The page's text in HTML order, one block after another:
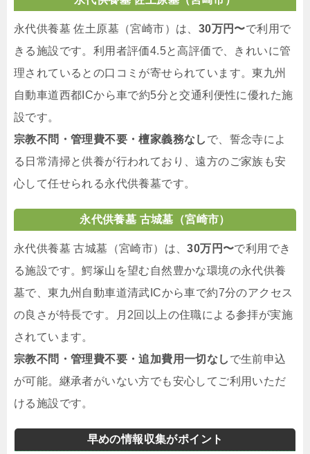
永代供養墓 佐土原墓（宮崎市）は、 30万円〜で利用で
きる施設です。利用者評価4.5と高評価で、きれいに管
理されているとの口コミが寄せられています。東九州
自動車道西都ICから車で約5分と交通利便性に優れた施
設です。
宗教不問・管理費不要・檀家義務なし で、誓念寺によ
る日常清掃と供養が行われており、遠方のご家族も安
心して任せられる永代供養墓です。
永代供養墓 古城墓（宮崎市）
永代供養墓 古城墓（宮崎市）は、30万円〜で利用でき
る施設です。鰐塚山を望む自然豊かな環境の永代供養
墓で、東九州自動車道清武ICから車で約7分のアクセス
の良さが特長です。月2回以上の住職による参拝が実施
されています。
宗教不問・管理費不要・追加費用一切なし で生前申込
が可能。継承者がいない方でも安心してご利用いただ
ける施設です。
早めの情報収集がポイント